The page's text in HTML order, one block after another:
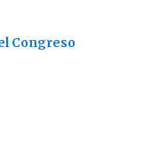
Congreso